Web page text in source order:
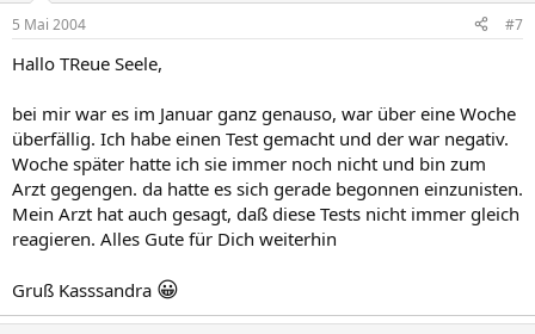
5 Mai 2004 #7
Hallo TReue Seele,
bei mir war es im Januar ganz genauso, war über eine Woche
überfällig. Ich habe einen Test gemacht und der war negativ.
Woche später hatte ich sie immer noch nicht und bin zum
Arzt gegengen. da hatte es sich gerade begonnen einzunisten.
Mein Arzt hat auch gesagt, daß diese Tests nicht immer gleich
reagieren. Alles Gute für Dich weiterhin
Gruß Kasssandra 😀